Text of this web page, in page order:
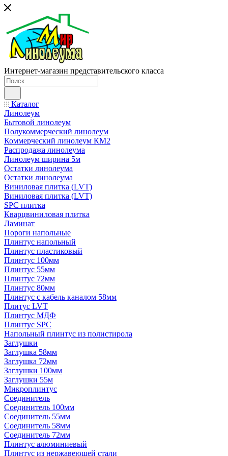
Интернет-магазин представительского класса
Каталог
Линолеум
Бытовой линолеум
Полукоммерческий линолеум
Коммерческий линолеум КМ2
Распродажа линолеума
Линолеум ширина 5м
Остатки линолеума
Остатки линолеума
Виниловая плитка (LVT)
Виниловая плитка (LVT)
SPC плитка
Кварцвиниловая плитка
Ламинат
Пороги напольные
Плинтус напольный
Плинтус пластиковый
Плинтус 100мм
Плинтус 55мм
Плинтус 72мм
Плинтус 80мм
Плинтус с кабель каналом 58мм
Плитус LVT
Плинтус МДФ
Плинтус SPC
Напольный плинтус из полистирола
Заглушки
Заглушка 58мм
Заглушка 72мм
Заглушки 100мм
Заглушки 55м
Микроплинтус
Соединитель
Соединитель 100мм
Соединитель 55мм
Соединитель 58мм
Соединитель 72мм
Плинтус алюминиевый
Плинтус из нержавеющей стали